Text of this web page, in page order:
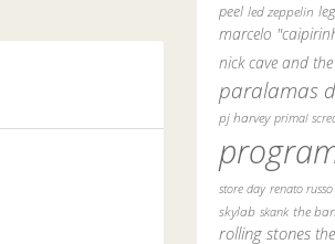
peel led zeppelin
marcelo
nick cave and
paralamas
pj harvey primal
store day renato russo
skylab skank the
rolling stones